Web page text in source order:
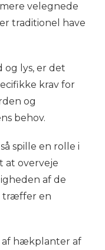
velegnede
traditionel have
og lys, er det
krav for
og
behov.
spille en rolle i
at overveje
af de
træffer en
af hækplanter af